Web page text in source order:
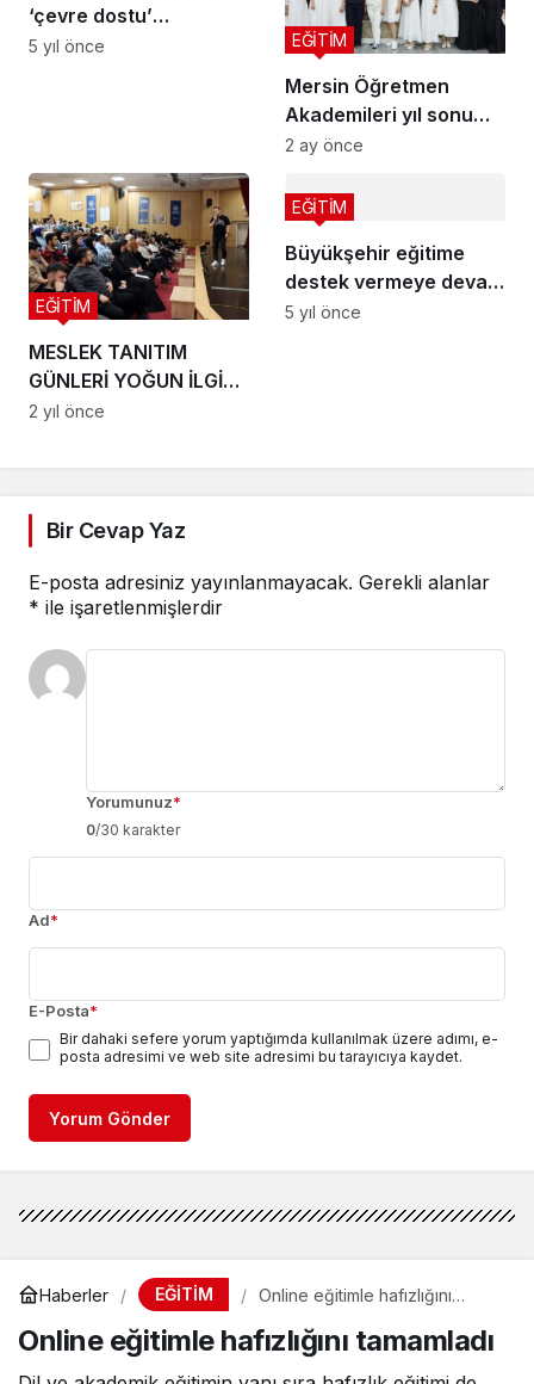
‘çevre dostu’
üniversite sıralamasına
5 yıl önce
Mersin Öğretmen
Akademileri yıl sonu
programıyla
EĞİTİM
2 ay önce
MESLEK TANITIM
GÜNLERİ YOĞUN İLGİ
GÖRDÜ
EĞİTİM
2 yıl önce
Büyükşehir eğitime
destek vermeye devam
ediyor
EĞİTİM
5 yıl önce
Bir Cevap Yaz
E-posta adresiniz yayınlanmayacak. Gerekli alanlar
* ile işaretlenmişlerdir
Yorumunuz*
0/30 karakter
Ad*
E-Posta*
Bir dahaki sefere yorum yaptığımda kullanılmak üzere adımı, e-
posta adresimi ve web site adresimi bu tarayıcıya kaydet.
Yorum Gönder
Haberler EĞİTİM
Online eğitimle hafızlığını
Online eğitimle hafızlığını tamamladı